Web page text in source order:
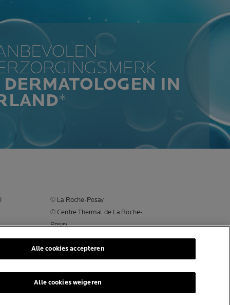
IN
*
van
© La Roche-Posay
© Centre Thermal de La Roche-
Posay
© Getty Images
© Thinkstock
© L'OREAL
Alle cookies weigeren
Alle cookies accepteren